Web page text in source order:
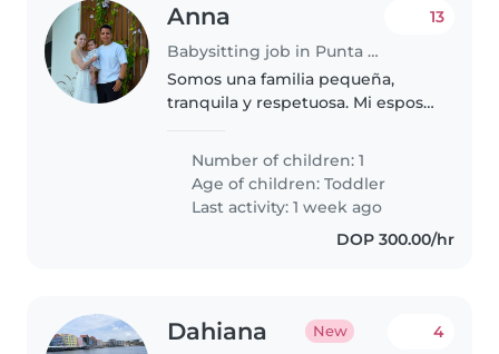
Anna
Babysitting job in Punta Cana
13
Somos una familia pequeña,
tranquila y respetuosa. Mi esposo
gata tímida pero no agresiva. Yo
hablo un poco de español..
Number of children: 1
Age of children:Toddler
Last activity: 1 week ago
DOP 300.00/hr
Dahiana New 4